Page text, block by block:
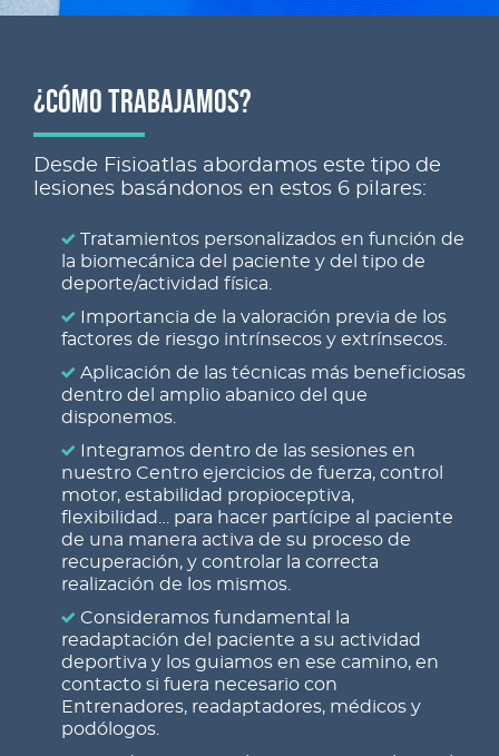
¿CÓMO TRABAJAMOS?
Desde Fisioatlas abordamos este tipo de
lesiones basándonos en estos 6 pilares:
Tratamientos personalizados en función de
la biomecánica del paciente y del tipo de
deporte/actividad física.
Importancia de la valoración previa de los
factores de riesgo intrínsecos y extrínsecos.
Aplicación de las técnicas más beneficiosas
dentro del amplio abanico del que
disponemos.
Integramos dentro de las sesiones en
nuestro Centro ejercicios de fuerza, control
motor, estabilidad propioceptiva,
flexibilidad… para hacer partícipe al paciente
de una manera activa de su proceso de
recuperación, y controlar la correcta
realización de los mismos.
Consideramos fundamental la
readaptación del paciente a su actividad
deportiva y los guiamos en ese camino, en
contacto si fuera necesario con
Entrenadores, readaptadores, médicos y
podólogos.